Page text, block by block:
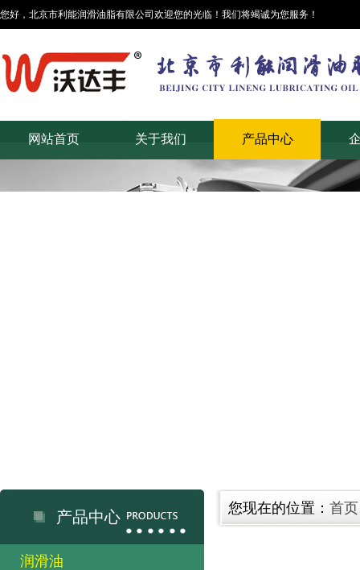
您好，北京市利能润滑油脂有限公司欢迎您的光临！我们将竭诚为您服务！
网站首页 关于我们 产品中心
产品中心
润滑油
您现在的位置： 首页